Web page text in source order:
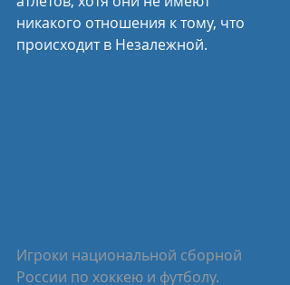
никакого отношения к тому, что
происходит в Незалежной.
Игроки национальной сборной
России по хоккею и футболу.